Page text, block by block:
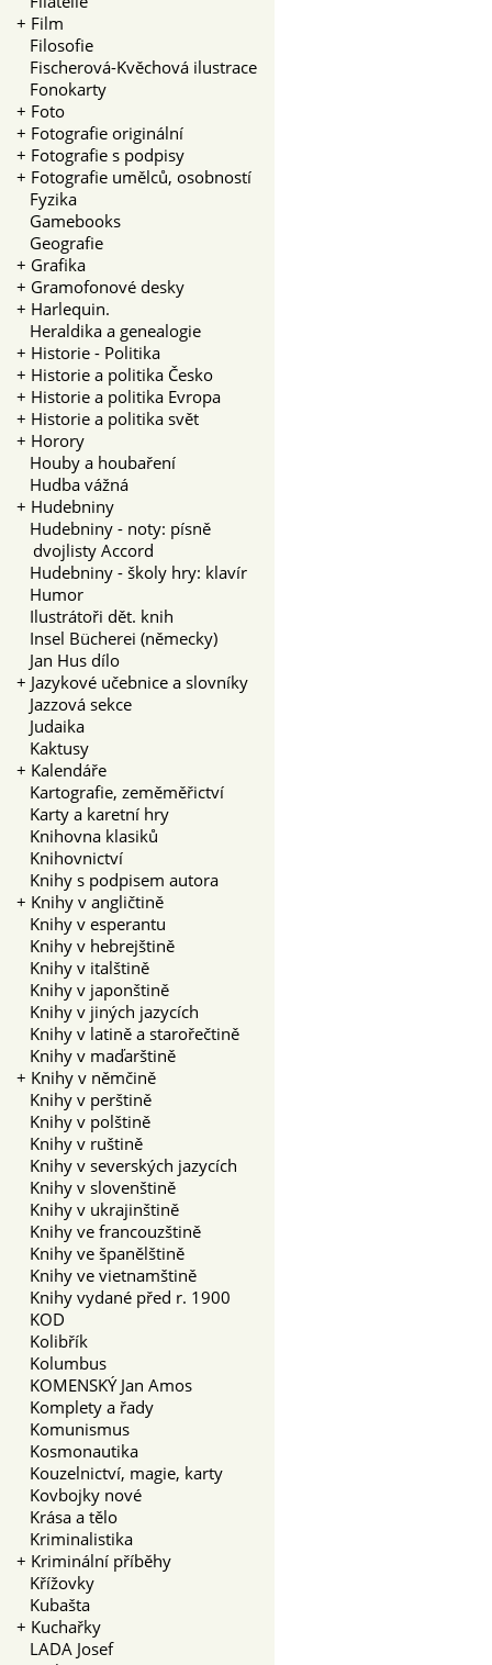
+ Film
Filosofie
Fischerová-Kvěchová ilustrace
Fonokarty
+ Foto
+ Fotografie originální
+ Fotografie s podpisy
+ Fotografie umělců, osobností
Fyzika
Gamebooks
Geografie
+ Grafika
+ Gramofonové desky
+ Harlequin.
Heraldika a genealogie
+ Historie - Politika
+ Historie a politika Česko
+ Historie a politika Evropa
+ Historie a politika svět
+ Horory
Houby a houbaření
Hudba vážná
+ Hudebniny
Hudebniny - noty: písně
dvojlisty Accord
Hudebniny - školy hry: klavír
Humor
Ilustrátoři dět. knih
Insel Bücherei (německy)
Jan Hus dílo
+ Jazykové učebnice a slovníky
Jazzová sekce
Judaika
Kaktusy
+ Kalendáře
Kartografie, zeměměřictví
Karty a karetní hry
Knihovna klasiků
Knihovnictví
Knihy s podpisem autora
+ Knihy v angličtině
Knihy v esperantu
Knihy v hebrejštině
Knihy v italštině
Knihy v japonštině
Knihy v jiných jazycích
Knihy v latině a starořečtině
Knihy v maďarštině
+ Knihy v němčině
Knihy v perštině
Knihy v polštině
Knihy v ruštině
Knihy v severských jazycích
Knihy v slovenštině
Knihy v ukrajinštině
Knihy ve francouzštině
Knihy ve španělštině
Knihy ve vietnamštině
Knihy vydané před r. 1900
KOD
Kolibřík
Kolumbus
KOMENSKÝ Jan Amos
Komplety a řady
Komunismus
Kosmonautika
Kouzelnictví, magie, karty
Kovbojky nové
Krása a tělo
Kriminalistika
+ Kriminální příběhy
Křížovky
Kubašta
+ Kuchařky
LADA Josef